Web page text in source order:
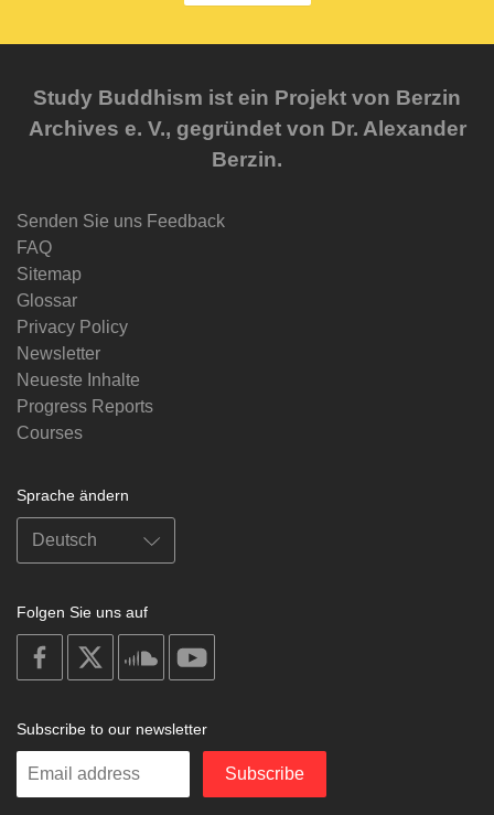
Study Buddhism ist ein Projekt von Berzin
Archives e. V., gegründet von Dr. Alexander
Berzin.
Senden Sie uns Feedback
FAQ
Sitemap
Glossar
Privacy Policy
Newsletter
Neueste Inhalte
Progress Reports
Courses
Sprache ändern
Folgen Sie uns auf
on
facebook
on
on
soundcloud
Subscribe to our newsletter
Enter
Subscribe